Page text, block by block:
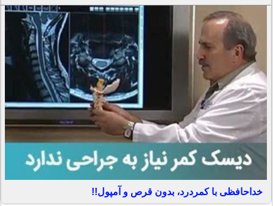
خداحافظی با کمردرد، بدون قرص و آمپول!!